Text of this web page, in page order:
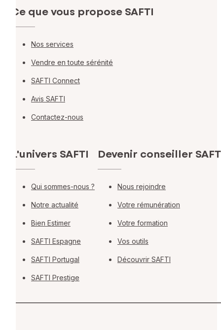
Ce que vous propose SAFTI
Nos services
Vendre en toute sérénité
SAFTI Connect
Avis SAFTI
Contactez-nous
L'univers SAFTI
Qui sommes-nous ?
Notre actualité
Bien Estimer
SAFTI Espagne
SAFTI Portugal
SAFTI Prestige
Devenir conseiller
Nous rejoindre
Votre rémunération
Votre formation
Vos outils
Découvrir SAFTI